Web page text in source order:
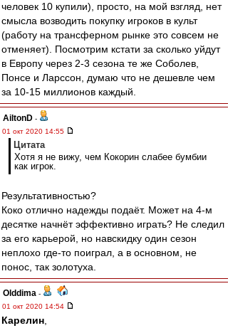
человек 10 купили), просто, на мой взгляд, нет
смысла возводить покупку игроков в культ
(работу на трансферном рынке это совсем не
отменяет). Посмотрим кстати за сколько уйдут
в Европу через 2-3 сезона те же Соболев,
Понсе и Ларссон, думаю что не дешевле чем
за 10-15 миллионов каждый.
AiltonD -
01 окт 2020 14:55
Цитата
Хотя я не вижу, чем Кокорин слабее бумбии
как игрок.
Результативностью?
Коко отлично надежды подаёт. Может на 4-м
десятке начнёт эффективно играть? Не следил
за его карьерой, но навскидку один сезон
неплохо где-то поиграл, а в основном, не
понос, так золотуха.
Olddima -
01 окт 2020 14:54
Карелин